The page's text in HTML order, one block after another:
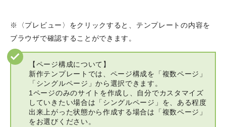
※〈プレビュー〉をクリックすると、テンプレートの内容を
ブラウザで確認することができます。
【ページ構成について】
新作テンプレートでは、ページ構成を「複数ページ」
「シングルページ」から選択できます。
1ページのみのサイトを作成し、自分でカスタマイズ
していきたい場合は「シングルページ」を、ある程度
出来上がった状態から作成する場合は「複数ページ」
をお選びください。